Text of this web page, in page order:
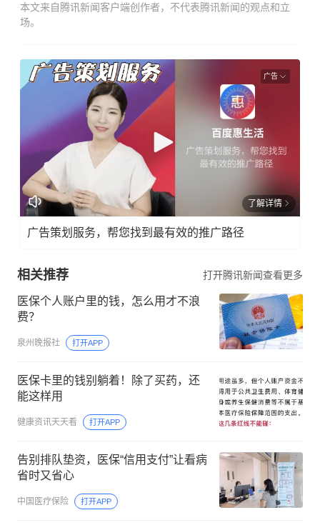
本文来自腾讯新闻客户端创作者，不代表腾讯新闻的观点和立
场。
广告
了解详情
广告策划服务，帮您找到最有效的推广路径
相关推荐 打开腾讯新闻查看更多
医保个人账户里的钱，怎么用才不浪
费？
泉州晚报社 打开APP
医保卡里的钱别躺着！除了买药，还
能这样用
健康资讯天天看 打开APP
告别排队垫资，医保“信用支付”让看病
省时又省心
中国医疗保险 打开APP